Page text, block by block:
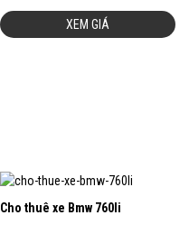
XEM GIÁ
Cho thuê xe Bmw 760li